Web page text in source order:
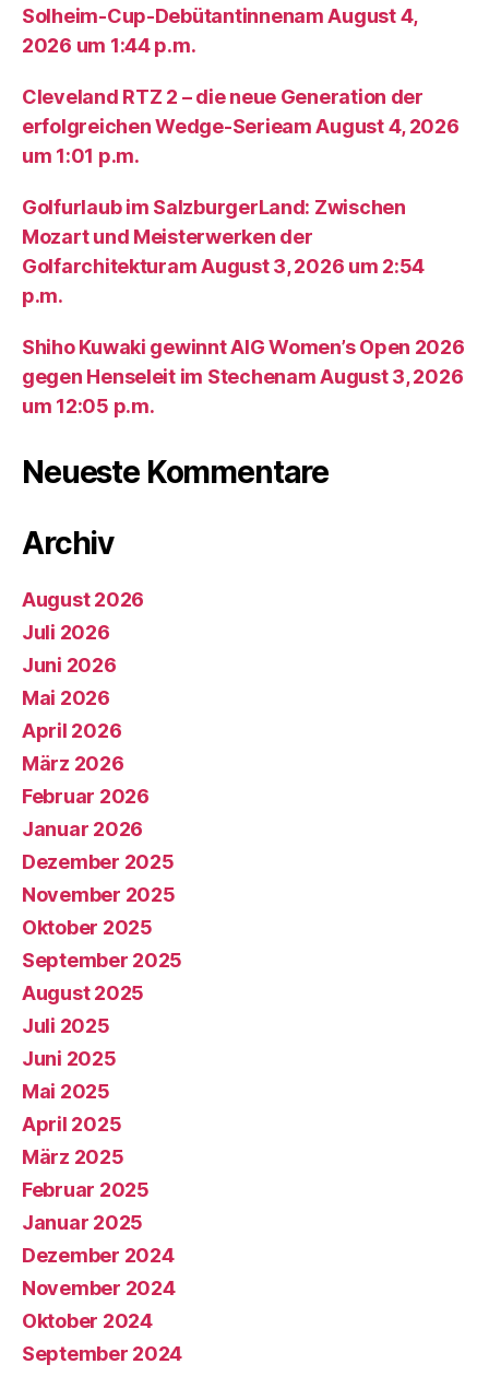
Solheim-Cup-Debütantinnenam August 4,
2026 um 1:44 p.m.
Cleveland RTZ 2 – die neue Generation der
erfolgreichen Wedge-Serieam August 4, 2026
um 1:01 p.m.
Golfurlaub im SalzburgerLand: Zwischen
Mozart und Meisterwerken der
Golfarchitekturam August 3, 2026 um 2:54
p.m.
Shiho Kuwaki gewinnt AIG Women’s Open 2026
gegen Henseleit im Stechenam August 3, 2026
um 12:05 p.m.
Neueste Kommentare
Archiv
August 2026
Juli 2026
Juni 2026
Mai 2026
April 2026
März 2026
Februar 2026
Januar 2026
Dezember 2025
November 2025
Oktober 2025
September 2025
August 2025
Juli 2025
Juni 2025
Mai 2025
April 2025
März 2025
Februar 2025
Januar 2025
Dezember 2024
November 2024
Oktober 2024
September 2024